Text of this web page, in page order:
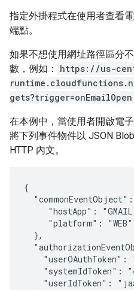
指定外掛程式在使用者查看
端點。
如果不想使用網址路徑區分
數，例如：
https://us-
gets?trigger=onEmailOpen
在本例中，當使用者開啟電
將下列事件物件以 JSON
HTTP 內文。
{
"hostApp":
     "platform": "WEB"
  },
"userOAuthToken":
"systemIdToken":
"userIdToken":